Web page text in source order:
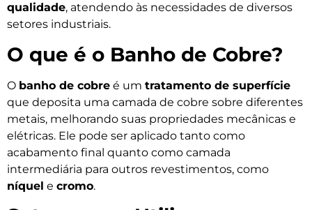
qualidade, atendendo às necessidades de diversos
setores industriais.
O que é o Banho de Cobre?
O banho de cobre é um tratamento de superfície
que deposita uma camada de cobre sobre diferentes
metais, melhorando suas propriedades mecânicas e
elétricas. Ele pode ser aplicado tanto como
acabamento final quanto como camada
intermediária para outros revestimentos, como
níquel e cromo.